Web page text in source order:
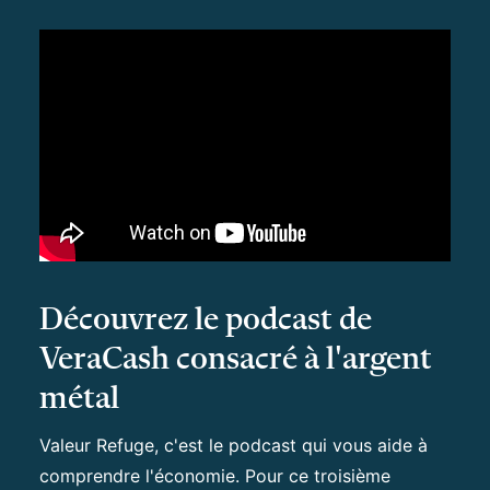
Découvrez le podcast de
VeraCash consacré à l'argent
métal
Valeur Refuge, c'est le podcast qui vous aide à
comprendre l'économie. Pour ce troisième